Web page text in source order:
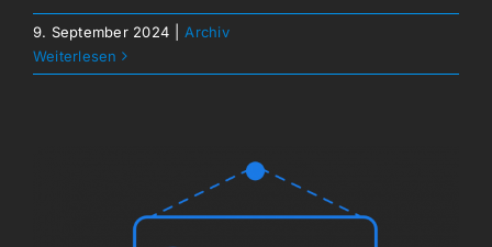
9. September 2024
Archiv
Weiterlesen